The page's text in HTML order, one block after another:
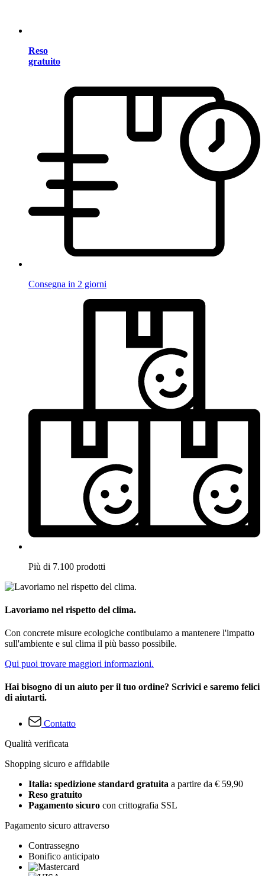
Reso
gratuito
Consegna in 2 giorni
Più di 7.100 prodotti
Lavoriamo nel rispetto del clima.
Con concrete misure ecologiche contibuiamo a mantenere l'impatto
sull'ambiente e sul clima il più basso possibile.
Qui puoi trovare maggiori informazioni.
Hai bisogno di un aiuto per il tuo ordine? Scrivici e saremo felici
di aiutarti.
Contatto
Qualità verificata
Shopping sicuro e affidabile
Italia: spedizione standard gratuita a partire da € 59,90
Reso gratuito
Pagamento sicuro con crittografia SSL
Pagamento sicuro attraverso
Contrassegno
Bonifico anticipato